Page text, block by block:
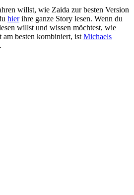
willst, wie Zaida zur besten Version
hierihre ganze Story lesen. Wenn du
willst und wissen möchtest, wie
besten kombiniert, ist Michaels